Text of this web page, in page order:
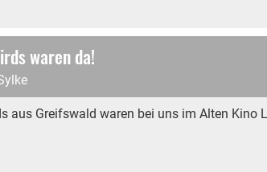
waren da!
aus Greifswald waren bei uns im Alten Kino